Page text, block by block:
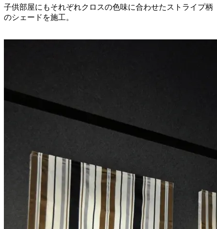
子供部屋にもそれぞれクロスの色味に合わせたストライプ柄
のシェードを施工。